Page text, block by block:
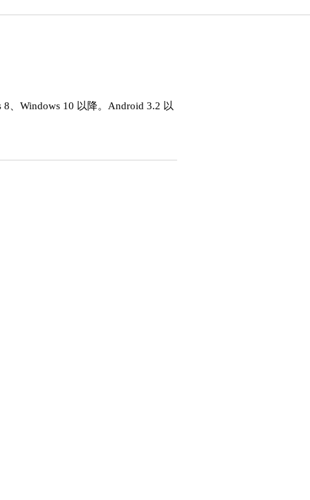
、Windows 10 以降。Android 3.2 以